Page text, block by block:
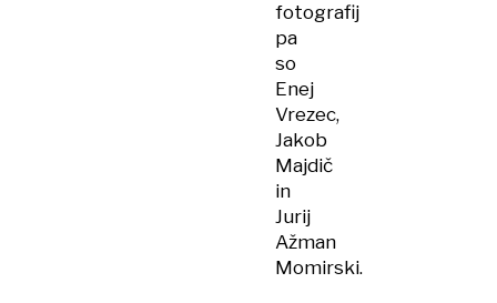
fotografij
pa
so
Enej
Vrezec,
Jakob
Majdič
in
Jurij
Ažman
Momirski.